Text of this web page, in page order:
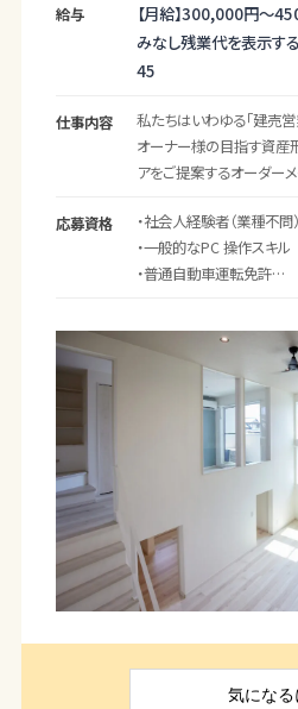
・購入希望者の集客企画
用、広告等）
・集客企画実行、運営
【新築売買】
・収益物件の提案、既存
・購入希望者との契約
・顧客ごとの税務相談やコ
【土地仕入れ】
・顧客と入居者のマーケ
給与 【月給】300,000円～
みなし残業代を表示する
45
仕事内容
私たちはいわゆる「建売営
オーナー様の目指す資産
アをご提案するオーダー
買いたい方々のニーズを収
映させるため、適正をふ
顧客対象となる方は経営
も総合的な税金のこと、
も必要になります。
■当社の強み■
少数精鋭で業務にあたっ
専門性が高く、携わる業
経験豊富なスタッフが多く
る機会が沢山あります。
また当社最大の強みは商
マーケティングを掛け合
まに提供しています。
「マーケティングされたエ
応募資格
・社会人経験者（業種不問）
・一般的なPC 操作スキル
・普通自動車運転免許
下記の社風に共感し、行
・自分で考え、動き、失敗
・部署を越え、お客様の
え、気づいたことを社内で
・当事者意識をもって仕事
熊本支店立ち上げメンバ
携われる
不動産コンサルティング
的な
不動産スキルを身につけ
気になる